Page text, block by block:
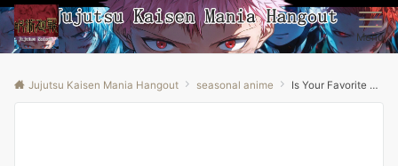
Menu
Jujutsu Kaisen Mania Hangout seasonal anime Is Your Favorite Anime Popular in Japan? – Top Summer Anime in Japan in 2025!